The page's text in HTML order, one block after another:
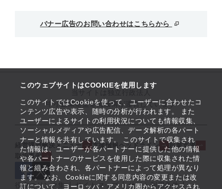
このウェブサイトはCOOKIEを使用します
このサイトではCookieを使って、ユーザーに合わせたコ
ンテンツ広告や表示、随時の分析が行われます。 また
ユーザーによるサイトの利用状況についても情報収集、
ソーシャルメディアや広告配信、データ解析の各パート
ナーと情報を共有しています。 このサイトで収集され
た情報は、ユーザーが各パートナーに提供した他の情報
や各パートナーのサービスを使用した際に収集された情
報と組み合わされ、各パートナーによって処理が異なり
ます。 なお、Cookieに関する同意内容の変更または改
訂について、ヨーロッパ・アメリカ圏からアクセスされ
バナー広告のお問い合わせはこちらから
中小企業基盤整備機構が運営しています
経営課題解決メニュー 支援情報ヘッドライン
起業支援
取組事例
役立つリンク集 サイトマップ サイト利用条件